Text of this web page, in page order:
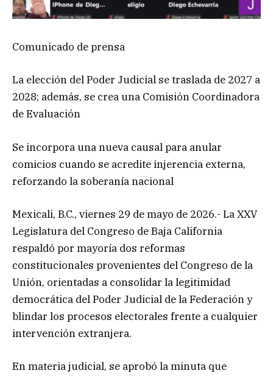
Comunicado de prensa
La elección del Poder Judicial se traslada de 2027 a
2028; además, se crea una Comisión Coordinadora
de Evaluación
Se incorpora una nueva causal para anular
comicios cuando se acredite injerencia externa,
reforzando la soberanía nacional
Mexicali, B.C., viernes 29 de mayo de 2026.- La XXV
Legislatura del Congreso de Baja California
respaldó por mayoría dos reformas
constitucionales provenientes del Congreso de la
Unión, orientadas a consolidar la legitimidad
democrática del Poder Judicial de la Federación y
blindar los procesos electorales frente a cualquier
intervención extranjera.
En materia judicial, se aprobó la minuta que